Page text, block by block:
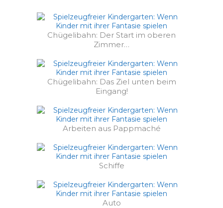
Chügelibahn: Der Start im oberen
Zimmer…
Chügelibahn: Das Ziel unten beim
Eingang!
Arbeiten aus Pappmaché
Schiffe
Auto